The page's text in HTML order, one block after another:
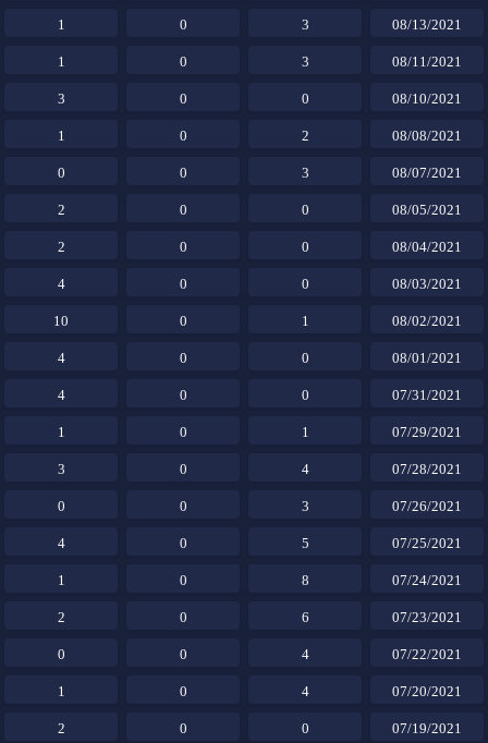
08/13/2021
3
0
1
08/11/2021
3
0
1
08/10/2021
0
0
3
08/08/2021
2
0
1
08/07/2021
3
0
0
08/05/2021
0
0
2
08/04/2021
0
0
2
08/03/2021
0
0
4
08/02/2021
1
0
10
08/01/2021
0
0
4
07/31/2021
0
0
4
07/29/2021
1
0
1
07/28/2021
4
0
3
07/26/2021
3
0
0
07/25/2021
5
0
4
07/24/2021
8
0
1
07/23/2021
6
0
2
07/22/2021
4
0
0
07/20/2021
4
0
1
07/19/2021
0
0
2